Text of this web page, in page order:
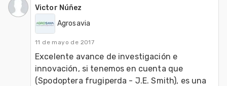
Victor Núñez
Agrosavia
11 de mayo de 2017
Excelente avance de investigación e
innovación, si tenemos en cuenta que
(Spodoptera frugiperda - J.E. Smith), es una